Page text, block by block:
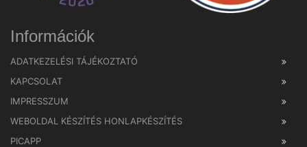
Információk
ADATKEZELÉSI TÁJÉKOZTATÓ
KAPCSOLAT
IMPRESSZUM
WEBOLDAL KÉSZÍTÉS HONLAPKÉSZÍTÉS
PICAPP